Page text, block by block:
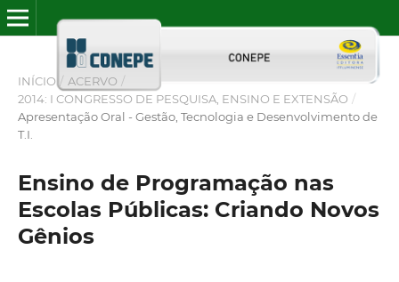
INÍCIO / ACERVO /
2014: I CONGRESSO DE PESQUISA, ENSINO E EXTENSÃO /
Apresentação Oral - Gestão, Tecnologia e Desenvolvimento de
T.I.
Ensino de Programação nas
Escolas Públicas: Criando Novos
Gênios